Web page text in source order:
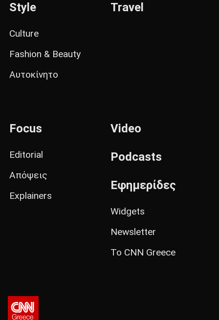
Style
Culture
Fashion & Beauty
Αυτοκίνητο
Travel
Focus
Editorial
Απόψεις
Explainers
Video
Podcasts
Εφημερίδες
Widgets
Newsletter
Το CNN Greece